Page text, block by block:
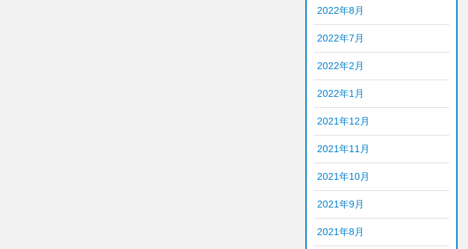
2022年8月
2022年7月
2022年2月
2022年1月
2021年12月
2021年11月
2021年10月
2021年9月
2021年8月